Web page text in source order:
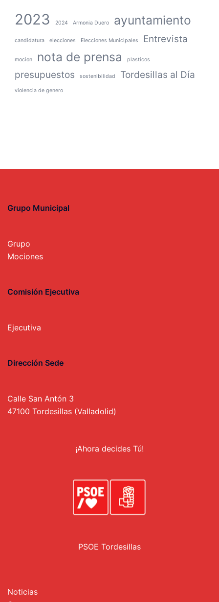
2023 2024 Armonia Duero ayuntamiento
candidatura elecciones Elecciones Municipales Entrevista
mocion nota de prensa plasticos
presupuestos sostenibilidad Tordesillas al Día
violencia de genero
Grupo Municipal
Grupo
Mociones
Comisión Ejecutiva
Ejecutiva
Dirección Sede
Calle San Antón 3
47100 Tordesillas (Valladolid)
¡Ahora decides Tú!
PSOE Tordesillas
Noticias